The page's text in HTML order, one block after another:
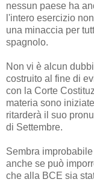
nessun paese ha
l'intero esercizio
una minaccia per
spagnolo.
Non vi è alcun
costruito al fine di
con la Corte
materia sono
ritarderà il suo
di Settembre.
Sembra
anche se può
che alla BCE sia